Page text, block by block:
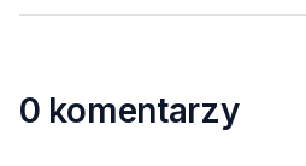
0 komentarzy